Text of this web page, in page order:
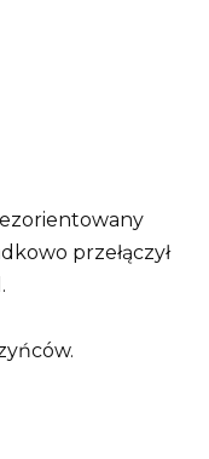
przełączył